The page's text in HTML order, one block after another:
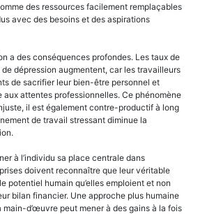
des ressources facilement remplaçables
avec des besoins et des aspirations
a des conséquences profondes. Les taux de
de dépression augmentent, car les travailleurs
de sacrifier leur bien-être personnel et
aux attentes professionnelles. Ce phénomène
il est également contre-productif à long
de travail stressant diminue la
à l’individu sa place centrale dans
doivent reconnaître que leur véritable
potentiel humain qu’elles emploient et non
bilan financier. Une approche plus humaine
d’œuvre peut mener à des gains à la fois